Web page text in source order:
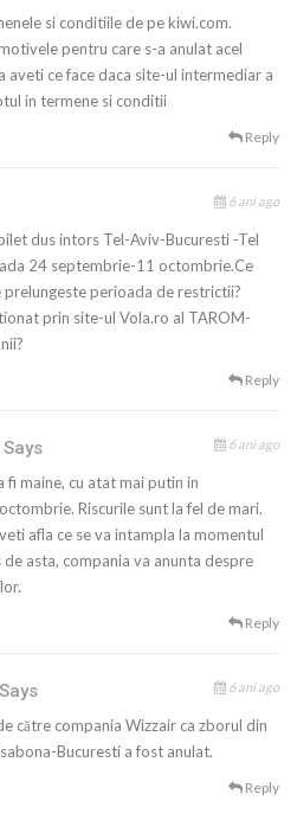
si conditiile de pe kiwi.com.
pentru care s-a anulat acel
aveti ce face daca site-ul intermediar a
in termene si conditii
Reply
6 ani ago
dus intors Tel-Aviv-Bucuresti -Tel
24 septembrie-11 octombrie.Ce
prelungeste perioada de restrictii?
prin site-ul Vola.ro al TAROM-
Reply
Says 6 ani ago
fi maine, cu atat mai putin in
Riscurile sunt la fel de mari.
afla ce se va intampla la momentul
asta, compania va anunta despre
Reply
Says 6 ani ago
către compania Wizzair ca zborul din
Bucuresti a fost anulat.
Reply